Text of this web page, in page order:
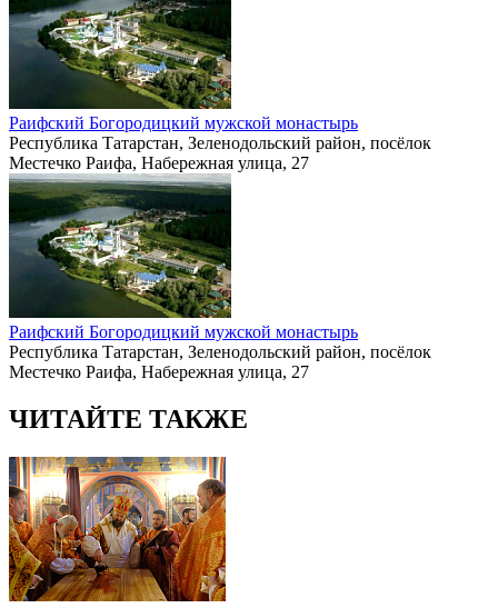
Раифский Богородицкий мужской монастырь
Республика Татарстан, Зеленодольский район, посёлок
Местечко Раифа, Набережная улица, 27
Раифский Богородицкий мужской монастырь
Республика Татарстан, Зеленодольский район, посёлок
Местечко Раифа, Набережная улица, 27
ЧИТАЙТЕ ТАКЖЕ